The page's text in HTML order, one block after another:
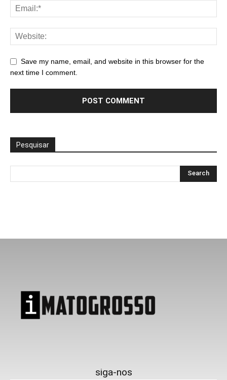
Save my name, email, and website in this browser for the
next time I comment.
Pesquisar
siga-nos